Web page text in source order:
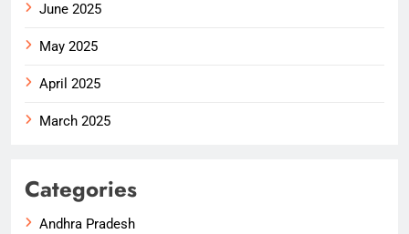
June 2025
May 2025
April 2025
March 2025
Categories
Andhra Pradesh